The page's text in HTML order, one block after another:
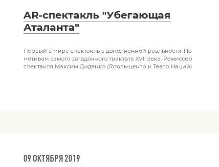
AR-cпектакль "Убегающая
Аталанта"
Первый в мире спектакль в дополненной реальности. По
мотивам самого загадочного трактата XVII века. Режиссер
спектакля Максим Диденко (Гоголь-центр и Театр Наций)
09 ОКТЯБРЯ 2019